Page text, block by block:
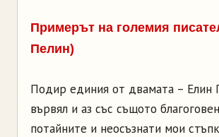
Примерът на големия
Пелин)
Подир единия от двамата – Елин
вървял и аз със същото
потайните и неосъзнати мои